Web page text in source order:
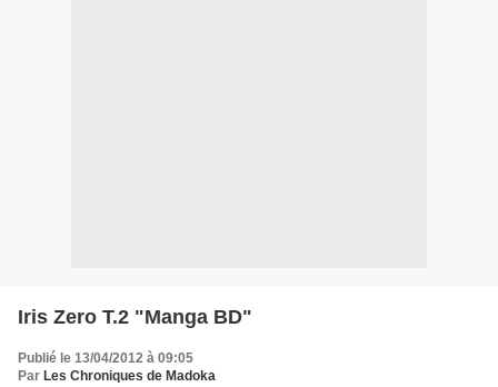
Iris Zero T.2 "Manga BD"
Publié le 13/04/2012 à 09:05
Par Les Chroniques de Madoka